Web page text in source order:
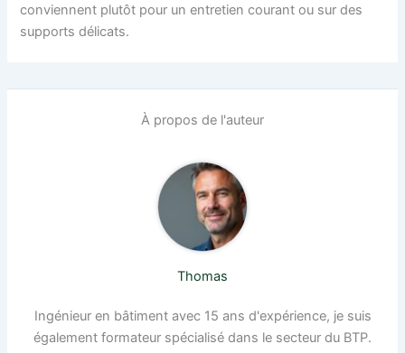
conviennent plutôt pour un entretien courant ou sur des
supports délicats.
À propos de l'auteur
Thomas
Ingénieur en bâtiment avec 15 ans d'expérience, je suis
également formateur spécialisé dans le secteur du BTP.